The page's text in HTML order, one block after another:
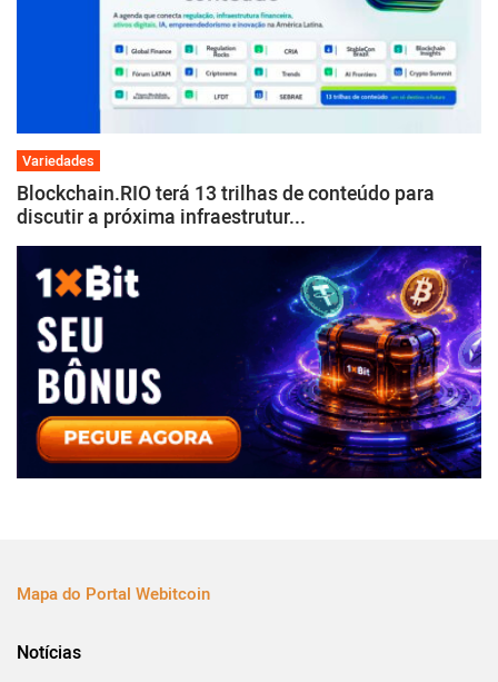
Variedades
Blockchain.RIO terá 13 trilhas de conteúdo para
discutir a próxima infraestrutur...
Mapa do Portal Webitcoin
Notícias